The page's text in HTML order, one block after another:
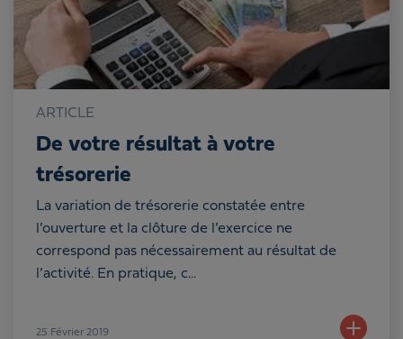
ARTICLE
De votre résultat à votre
trésorerie
La variation de trésorerie constatée entre
l’ouverture et la clôture de l’exercice ne
correspond pas nécessairement au résultat de
l’activité. En pratique, c...
25 Février 2019